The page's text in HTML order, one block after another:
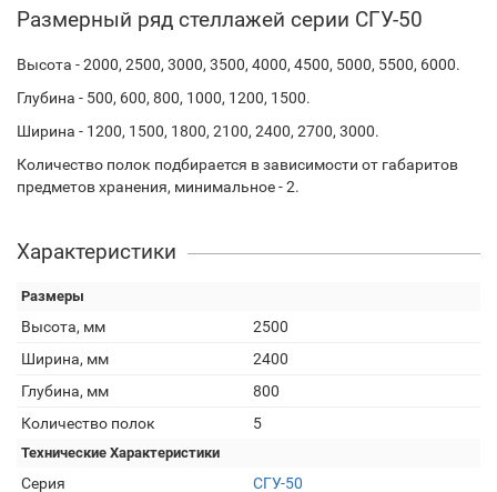
Размерный ряд стеллажей серии СГУ-50
Высота - 2000, 2500, 3000, 3500, 4000, 4500, 5000, 5500, 6000.
Глубина - 500, 600, 800, 1000, 1200, 1500.
Ширина - 1200, 1500, 1800, 2100, 2400, 2700, 3000.
Количество полок подбирается в зависимости от габаритов
предметов хранения, минимальное - 2.
Характеристики
Размеры
Высота, мм
2500
Ширина, мм
2400
Глубина, мм
800
Количество полок
5
Технические Характеристики
Серия СГУ-50